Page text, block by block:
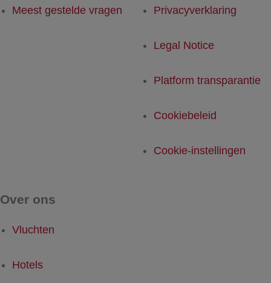
Meest gestelde vragen Privacyverklaring
Legal Notice
Platform transparantie
Cookiebeleid
Cookie-instellingen
Over ons
Vluchten
Hotels